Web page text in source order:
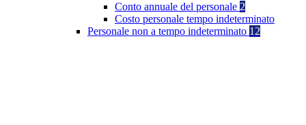
Conto annuale del personale 2
Costo personale tempo indeterminato
Personale non a tempo indeterminato 12